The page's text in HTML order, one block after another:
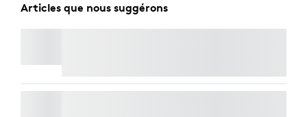
Articles que nous suggérons